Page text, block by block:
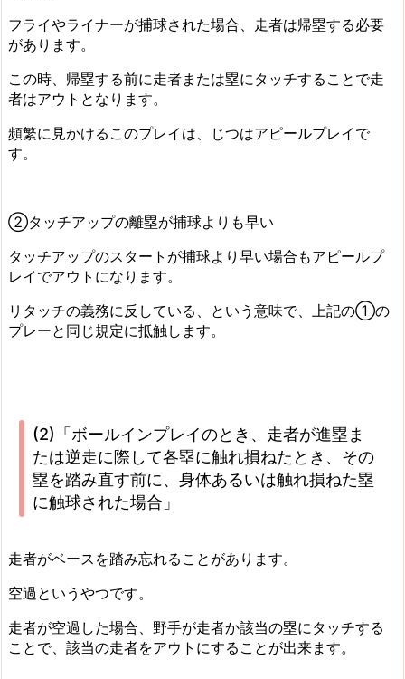
フライやライナーが捕球された場合、走者は帰塁する必要
があります。
この時、帰塁する前に走者または塁にタッチすることで走
者はアウトとなります。
頻繁に見かけるこのプレイは、じつはアピールプレイで
す。
②タッチアップの離塁が捕球よりも早い
タッチアップのスタートが捕球より早い場合もアピールプ
レイでアウトになります。
リタッチの義務に反している、という意味で、上記の①の
プレーと同じ規定に抵触します。
(2)「ボールインプレイのとき、走者が進塁ま
たは逆走に際して各塁に触れ損ねたとき、その
塁を踏み直す前に、身体あるいは触れ損ねた塁
に触球された場合」
走者がベースを踏み忘れることがあります。
空過というやつです。
走者が空過した場合、野手が走者か該当の塁にタッチする
ことで、該当の走者をアウトにすることが出来ます。